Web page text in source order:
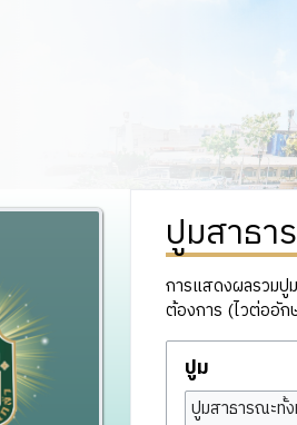
ปูมสาธ
การแสดงผลรวมปู
ต้องการ (ไวต่ออัก
ปูม
ปูมสาธารณะทั้